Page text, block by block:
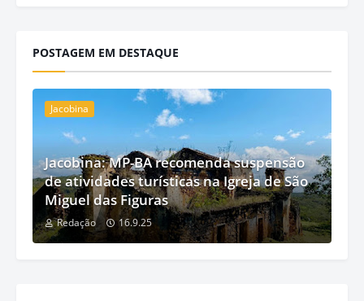
POSTAGEM EM DESTAQUE
Jacobina
Jacobina: MP-BA recomenda suspensão
de atividades turísticas na Igreja de São
Miguel das Figuras
Redação 16.9.25